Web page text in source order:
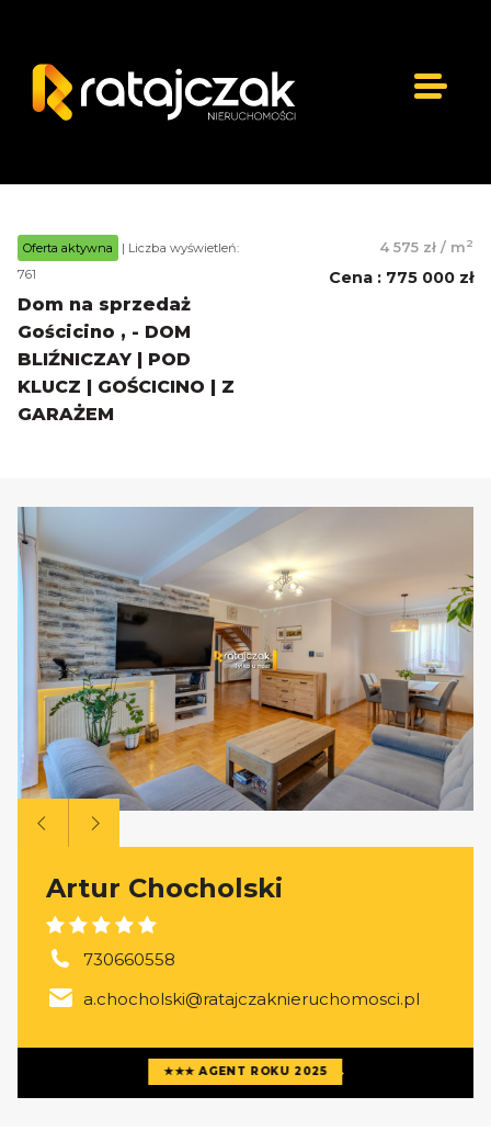
Oferta aktywna
| Liczba wyświetleń:
761
Dom na sprzedaż
Gościcino , - DOM
BLIŹNICZAY | POD
KLUCZ | GOŚCICINO | Z
GARAŻEM
4 575 zł / m2
Cena : 775 000 zł
★★★ AGENT ROKU 2025
Artur Chocholski
730660558
a.chocholski@ratajczaknieruchomosci.pl
Więcej ofertagenta